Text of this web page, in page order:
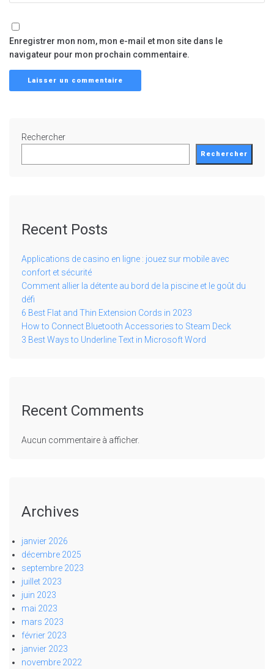
Enregistrer mon nom, mon e-mail et mon site dans le
navigateur pour mon prochain commentaire.
Rechercher
Rechercher
Recent Posts
Applications de casino en ligne : jouez sur mobile avec
confort et sécurité
Comment allier la détente au bord de la piscine et le goût du
défi
6 Best Flat and Thin Extension Cords in 2023
How to Connect Bluetooth Accessories to Steam Deck
3 Best Ways to Underline Text in Microsoft Word
Recent Comments
Aucun commentaire à afficher.
Archives
janvier 2026
décembre 2025
septembre 2023
juillet 2023
juin 2023
mai 2023
mars 2023
février 2023
janvier 2023
novembre 2022